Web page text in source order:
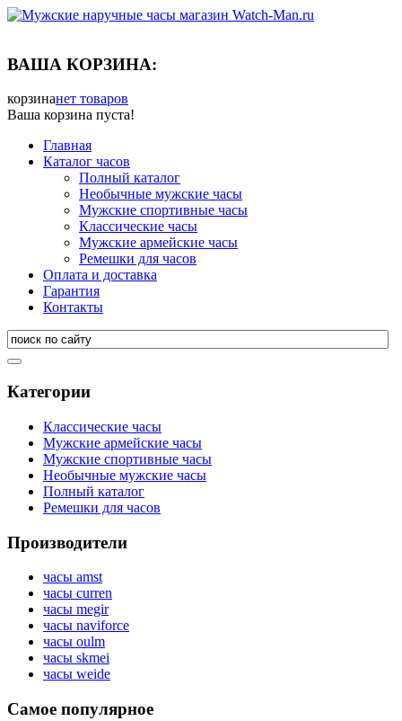
ВАША КОРЗИНА:
корзинанет товаров
Ваша корзина пуста!
Главная
Каталог часов
Полный каталог
Необычные мужские часы
Мужские спортивные часы
Классические часы
Мужские армейские часы
Ремешки для часов
Оплата и доставка
Гарантия
Контакты
Категории
Классические часы
Мужские армейские часы
Мужские спортивные часы
Необычные мужские часы
Полный каталог
Ремешки для часов
Производители
часы amst
часы curren
часы megir
часы naviforce
часы oulm
часы skmei
часы weide
Самое популярное